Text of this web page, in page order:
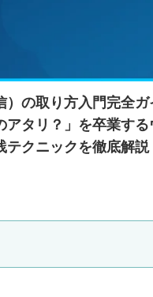
）の取り方入門完全
アタリ？」を卒業す
テクニックを徹底解説